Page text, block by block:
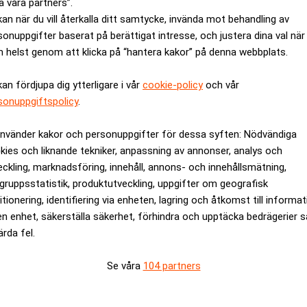
våra partners”.
när du vill återkalla ditt samtycke, invända mot behandling av
baserat på berättigat intresse, och justera dina val när
helst genom att klicka på “hantera kakor” på denna webbplats.
fördjupa dig ytterligare i vår cookie-policyoch vår
.
kakor och personuppgifter för dessa syften: Nödvändiga
och liknande tekniker, anpassning av annonser, analys och
marknadsföring, innehåll, annons- och innehållsmätning,
produktutveckling, uppgifter om geografisk
identifiering via enheten, lagring och åtkomst till
enhet, säkerställa säkerhet, förhindra och upptäcka bedrägerier
fel.
Se våra 104 partners
Flera kraschade
ANNONS